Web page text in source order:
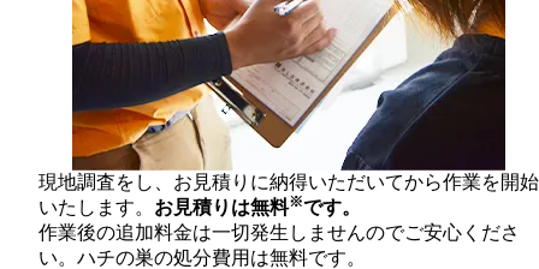
現地調査をし、お見積りに納得いただいてから作業を開始
いたします。 お見積りは無料※です。
作業後の追加料金は一切発生しませんのでご安心くださ
い。ハチの巣の処分費用は無料です。